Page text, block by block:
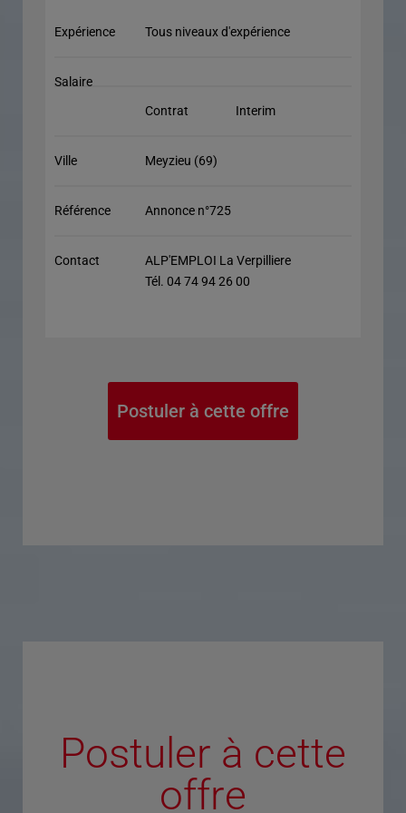
Expérience Tous niveaux d'expérience
Salaire
Contrat
Interim
Ville Meyzieu (69)
Référence Annonce n°725
Contact
ALP'EMPLOI La Verpilliere
Tél. 04 74 94 26 00
Postuler à cette offre
Postuler à cette
offre